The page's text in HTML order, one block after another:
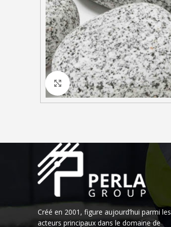
Click to enlarge
Créé en 2001, figure aujourd’hui parmi les
acteurs principaux dans le domaine de